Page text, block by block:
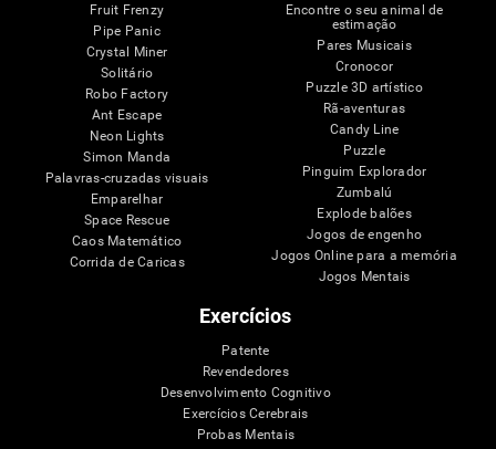
Fruit Frenzy
Pipe Panic
Crystal Miner
Solitário
Robo Factory
Ant Escape
Neon Lights
Simon Manda
Palavras-cruzadas visuais
Emparelhar
Space Rescue
Caos Matemático
Corrida de Caricas
Encontre o seu animal de
estimação
Pares Musicais
Cronocor
Puzzle 3D artístico
Rã-aventuras
Candy Line
Puzzle
Pinguim Explorador
Zumbalú
Explode balões
Jogos de engenho
Jogos Online para a memória
Jogos Mentais
Exercícios
Patente
Revendedores
Desenvolvimento Cognitivo
Exercícios Cerebrais
Probas Mentais